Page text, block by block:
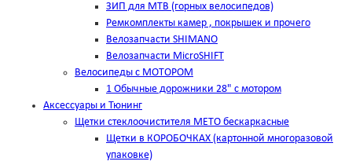
ЗИП для MTB (горных велосипедов)
Ремкомплекты камер , покрышек и прочего
Велозапчасти SHIMANO
Велозапчасти MicroSHIFT
Велосипеды с МОТОРОМ
1 Обычные дорожники 28" с мотором
Аксессуары и Тюнинг
Щетки стеклоочистителя METO бескаркасные
Щетки в КОРОБОЧКАХ (картонной многоразовой
упаковке)